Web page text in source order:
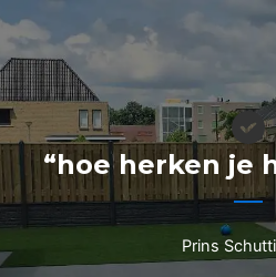
naar
de
inhoud
“hoe herken je
Prins